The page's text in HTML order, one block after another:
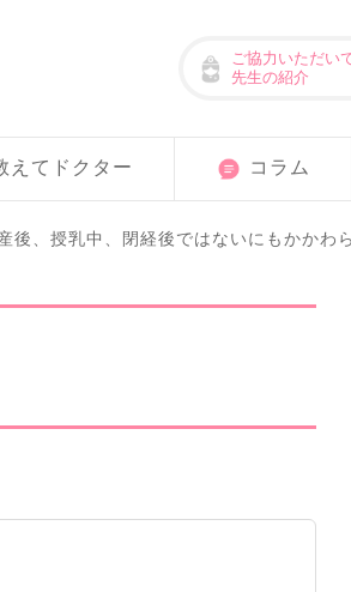
ご協力いただい
先生の紹介
えてドクター コラム
後、授乳中、閉経後ではないにもかかわ